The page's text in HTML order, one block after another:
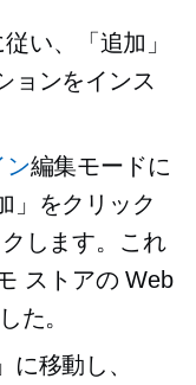
い、「追加」
ョンをインス
ン編集モードに
」をクリック
します。これ
ストアの Web
た。
移動し、